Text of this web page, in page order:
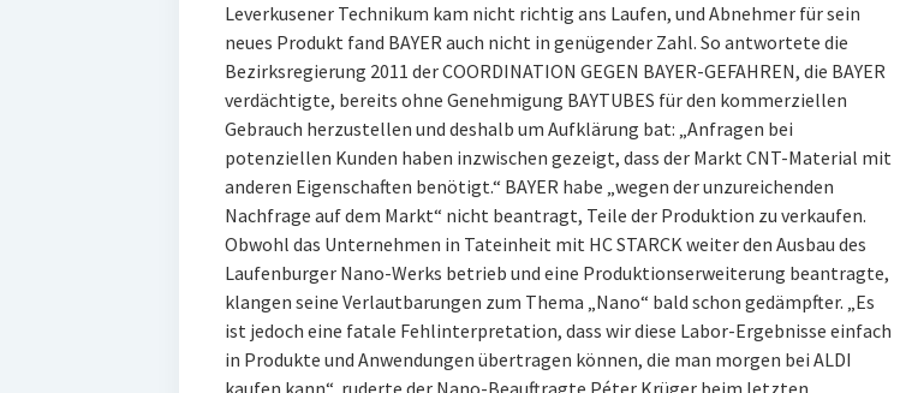
Leverkusener Technikum kam nicht richtig ans Laufen, und Abnehmer für sein
neues Produkt fand BAYER auch nicht in genügender Zahl. So antwortete die
Bezirksregierung 2011 der COORDINATION GEGEN BAYER-GEFAHREN, die BAYER
verdächtigte, bereits ohne Genehmigung BAYTUBES für den kommerziellen
Gebrauch herzustellen und deshalb um Aufklärung bat: „Anfragen bei
potenziellen Kunden haben inzwischen gezeigt, dass der Markt CNT-Material mit
anderen Eigenschaften benötigt.“ BAYER habe „wegen der unzureichenden
Nachfrage auf dem Markt“ nicht beantragt, Teile der Produktion zu verkaufen.
Obwohl das Unternehmen in Tateinheit mit HC STARCK weiter den Ausbau des
Laufenburger Nano-Werks betrieb und eine Produktionserweiterung beantragte,
klangen seine Verlautbarungen zum Thema „Nano“ bald schon gedämpfter. „Es
ist jedoch eine fatale Fehlinterpretation, dass wir diese Labor-Ergebnisse einfach
in Produkte und Anwendungen übertragen können, die man morgen bei ALDI